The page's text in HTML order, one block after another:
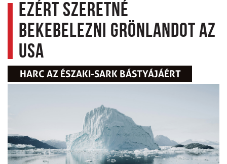
Ezért szeretné
bekebelezni Grönlandot az
USA
HARC AZ ÉSZAKI-SARK BÁSTYÁJÁÉRT